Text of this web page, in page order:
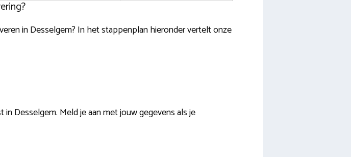
in Desselgem? In het stappenplan hieronder vertelt onze
Desselgem. Meld je aan met jouw gegevens als je